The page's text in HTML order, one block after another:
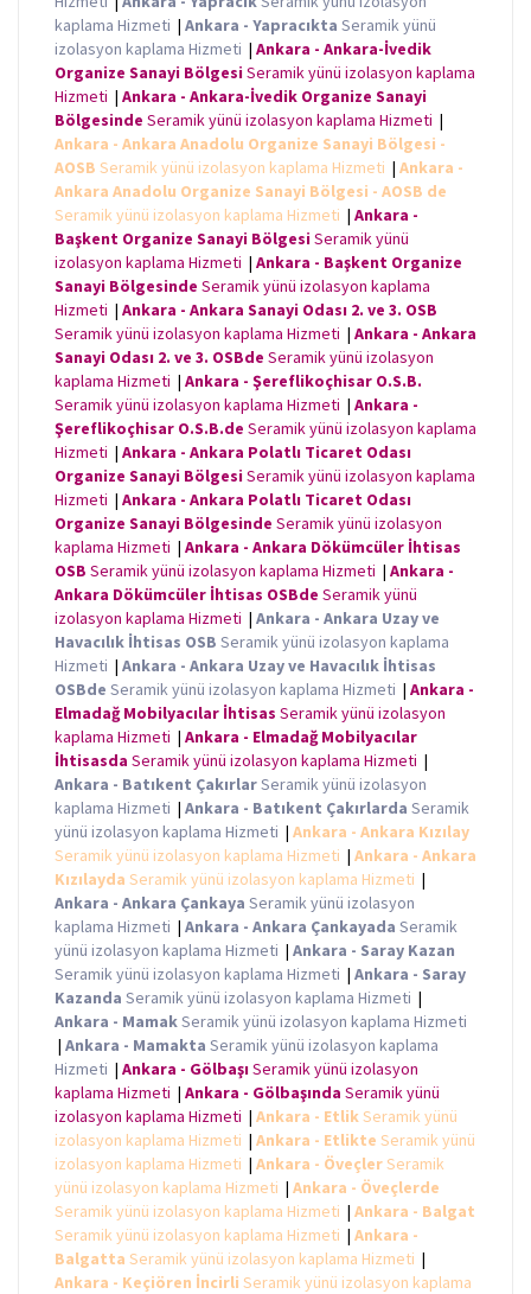
kaplama Hizmeti | Ankara - Yapracıkta Seramik yünü
izolasyon kaplama Hizmeti | Ankara - Ankara-İvedik
Organize Sanayi BölgesiSeramik yünü izolasyon kaplama
Hizmeti | Ankara - Ankara-İvedik Organize Sanayi
Bölgesinde Seramik yünü izolasyon kaplama Hizmeti |
Ankara - Ankara Anadolu Organize Sanayi Bölgesi -
AOSB Seramik yünü izolasyon kaplama Hizmeti | Ankara -
Ankara Anadolu Organize Sanayi Bölgesi - AOSB de
Seramik yünü izolasyon kaplama Hizmeti | Ankara -
Başkent Organize Sanayi BölgesiSeramik yünü
izolasyon kaplama Hizmeti | Ankara - Başkent Organize
Sanayi Bölgesinde Seramik yünü izolasyon kaplama
Hizmeti | Ankara - Ankara Sanayi Odası 2. ve 3. OSB
Seramik yünü izolasyon kaplama Hizmeti | Ankara - Ankara
Sanayi Odası 2. ve 3. OSBde Seramik yünü izolasyon
kaplama Hizmeti | Ankara - Şereflikoçhisar O.S.B.
Seramik yünü izolasyon kaplama Hizmeti | Ankara -
Şereflikoçhisar O.S.B.de Seramik yünü izolasyon kaplama
Hizmeti | Ankara - Ankara Polatlı Ticaret Odası
Organize Sanayi BölgesiSeramik yünü izolasyon kaplama
Hizmeti | Ankara - Ankara Polatlı Ticaret Odası
Organize Sanayi Bölgesinde Seramik yünü izolasyon
kaplama Hizmeti | Ankara - Ankara Dökümcüler İhtisas
OSB Seramik yünü izolasyon kaplama Hizmeti | Ankara -
Ankara Dökümcüler İhtisas OSBde Seramik yünü
izolasyon kaplama Hizmeti | Ankara - Ankara Uzay ve
Havacılık İhtisas OSB Seramik yünü izolasyon kaplama
Hizmeti | Ankara - Ankara Uzay ve Havacılık İhtisas
OSBde Seramik yünü izolasyon kaplama Hizmeti | Ankara -
Elmadağ Mobilyacılar İhtisas Seramik yünü izolasyon
kaplama Hizmeti | Ankara - Elmadağ Mobilyacılar
İhtisasda Seramik yünü izolasyon kaplama Hizmeti |
Ankara - Batıkent ÇakırlarSeramik yünü izolasyon
kaplama Hizmeti | Ankara - Batıkent Çakırlarda Seramik
yünü izolasyon kaplama Hizmeti | Ankara - Ankara Kızılay
Seramik yünü izolasyon kaplama Hizmeti | Ankara - Ankara
Kızılayda Seramik yünü izolasyon kaplama Hizmeti |
Ankara - Ankara Çankaya Seramik yünü izolasyon
kaplama Hizmeti | Ankara - Ankara Çankayada Seramik
yünü izolasyon kaplama Hizmeti | Ankara - Saray Kazan
Seramik yünü izolasyon kaplama Hizmeti | Ankara - Saray
Kazanda Seramik yünü izolasyon kaplama Hizmeti |
Ankara - MamakSeramik yünü izolasyon kaplama Hizmeti
| Ankara - Mamakta Seramik yünü izolasyon kaplama
Hizmeti | Ankara - GölbaşıSeramik yünü izolasyon
kaplama Hizmeti | Ankara - Gölbaşında Seramik yünü
izolasyon kaplama Hizmeti | Ankara - EtlikSeramik yünü
izolasyon kaplama Hizmeti | Ankara - Etlikte Seramik yünü
izolasyon kaplama Hizmeti | Ankara - ÖveçlerSeramik
yünü izolasyon kaplama Hizmeti | Ankara - Öveçlerde
Seramik yünü izolasyon kaplama Hizmeti | Ankara - Balgat
Seramik yünü izolasyon kaplama Hizmeti | Ankara -
Balgatta Seramik yünü izolasyon kaplama Hizmeti |
Ankara - Keçiören İncirli Seramik yünü izolasyon kaplama